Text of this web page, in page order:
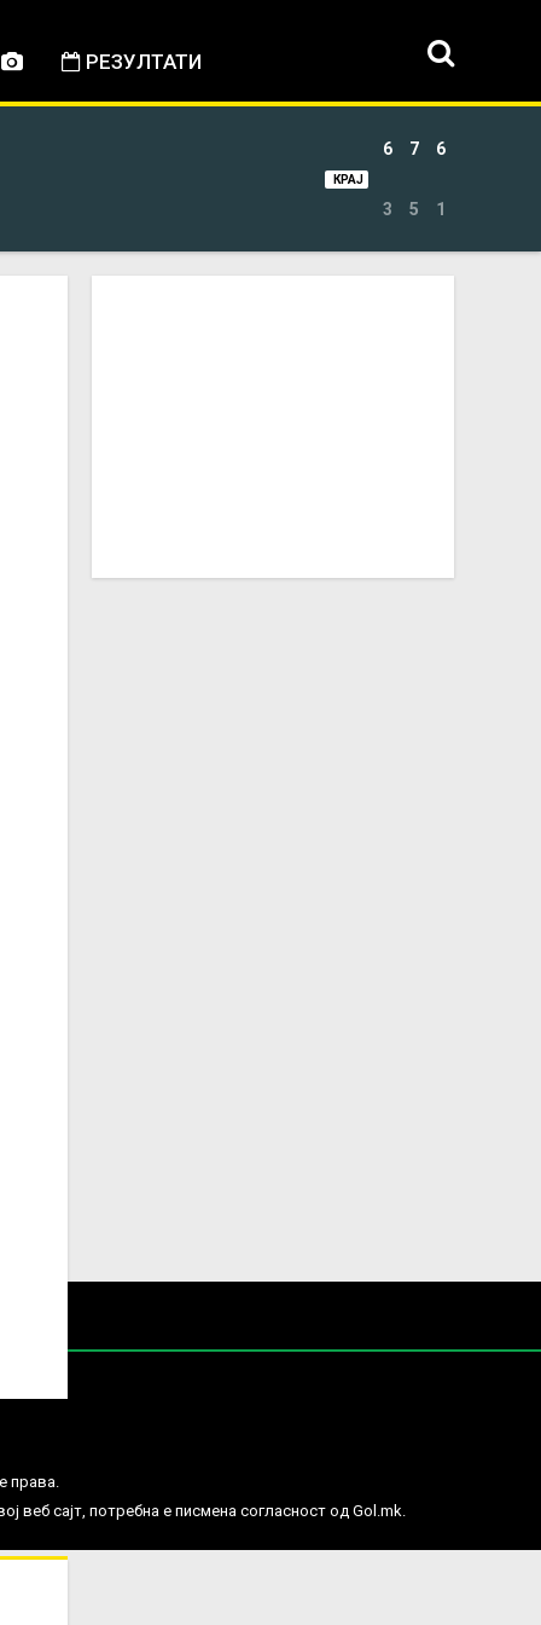
РЕЗУЛТАТИ
6
1
7
5
6
3
КРАЈ
права.
веб сајт, потребна е писмена согласност од Gol.mk.